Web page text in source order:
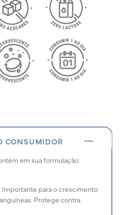
CONSUMIDOR
em sua formulação:
Importante para o crescimento
Protege contra